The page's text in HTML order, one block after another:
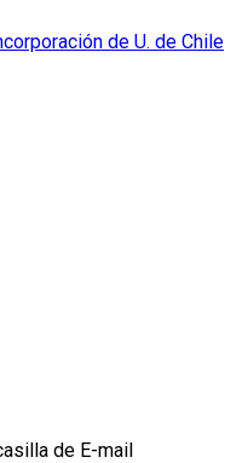
de U. de Chile
de E-mail